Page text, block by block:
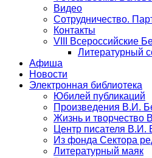
Видео
Сотрудничество.
Контакты
VIII Всероссийские
Литературный
Афиша
Новости
Электронная библиотека
Юбилей публикаций
Произведения В.И.
Жизнь и творчество
Центр писателя В.И.
Из фонда Сектора
Литературный маяк